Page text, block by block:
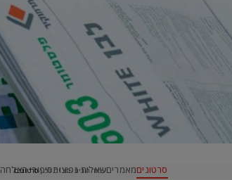
סרטוניםמאמריםשאלות נפוצותסיפורי הצלחה עמוד הבית בונים נכון סרטונים